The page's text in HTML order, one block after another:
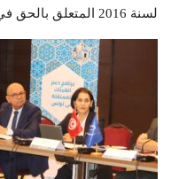
لسنة 2016 المتعلق بالحق في النفاذ إلى المعلومة… .